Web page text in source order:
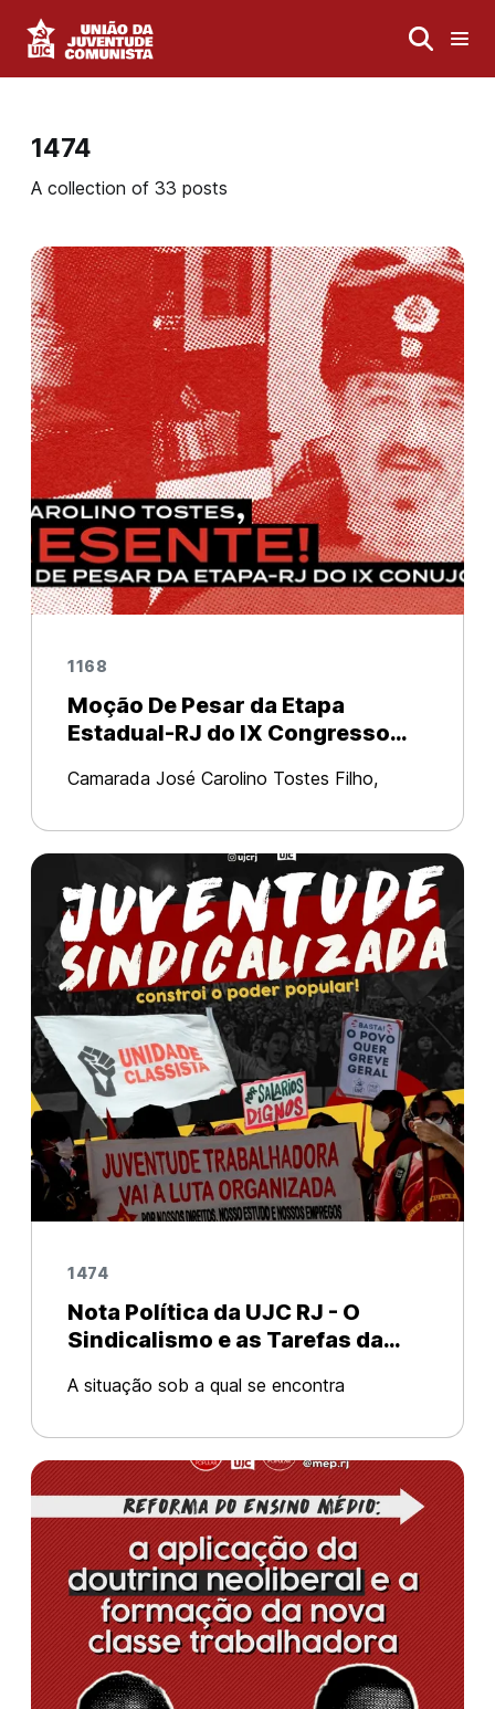
1474
A collection of 33 posts
1168
Moção De Pesar da Etapa
Estadual-RJ do IX Congresso
Camarada José Carolino Tostes Filho,
dentro de um aparelho do PCB
atrapalhando a reunião, como diz sua
descrição no facebook. Na madrugada da
última sexta-f
1474
Nota Política da UJC RJ - O
Sindicalismo e as Tarefas da
A situação sob a qual se encontra
Brasil é de drásticas reduções das
condições de existência sob o fogo de
uma conjuntura de redução do poder de
compra dos sa